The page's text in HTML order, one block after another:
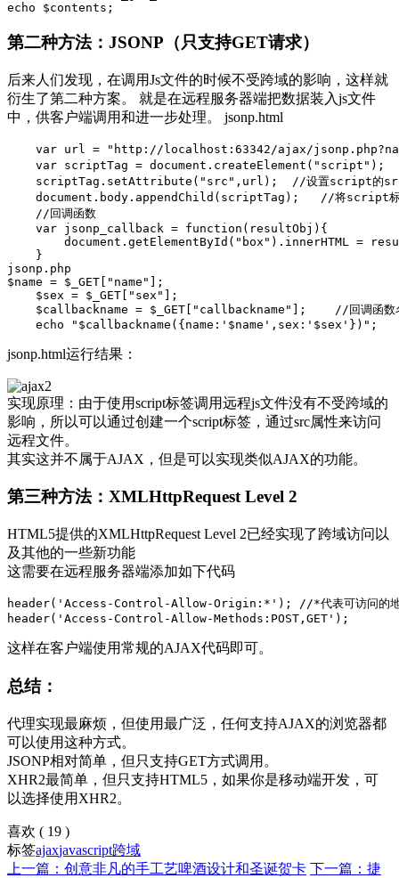
第二种方法：JSONP（只支持GET请求）
后来人们发现，在调用Js文件的时候不受跨域的影响，这样就
衍生了第二种方案。 就是在远程服务器端把数据装入js文件
中，供客户端调用和进一步处理。 jsonp.html
var url = "http://localhost:63342/ajax/
var scriptTag = document.createElement("script");
scriptTag.setAttribute("src",url);  //设置script的
document.body.appendChild(scriptTag);   //将script标
    //回调函数
    var jsonp_callback = function(resultObj){
document.getElementById("box").innerHTML =
    }
jsonp.php
$name = $_GET["name"];
    $sex = $_GET["sex"];
$callbackname = $_GET["callbackname"];    //回调函数
jsonp.html运行结果：
实现原理：由于使用script标签调用远程js文件没有不受跨域的
影响，所以可以通过创建一个script标签，通过src属性来访问
远程文件。
其实这并不属于AJAX，但是可以实现类似AJAX的功能。
第三种方法：XMLHttpRequest Level 2
HTML5提供的XMLHttpRequest Level 2已经实现了跨域访问以
及其他的一些新功能
这需要在远程服务器端添加如下代码
header('Access-Control-Allow-Origin:*'); //*代表可访问的地址
这样在客户端使用常规的AJAX代码即可。
总结：
代理实现最麻烦，但使用最广泛，任何支持AJAX的浏览器都
可以使用这种方式。
JSONP相对简单，但只支持GET方式调用。
XHR2最简单，但只支持HTML5，如果你是移动端开发，可
以选择使用XHR2。
喜欢 ( 19 )
标签ajaxjavascript跨域
上一篇：创意非凡的手工艺啤酒设计和圣诞贺卡 下一篇：捷